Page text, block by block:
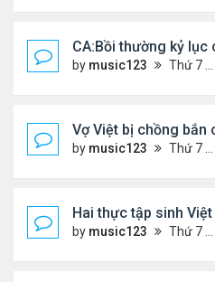
CA:Bồi thường kỷ lục
by music123 Thứ 7 Tháng 5 30, 2026 5:26 pm
Vợ Việt bị chồng bắn
by music123 Thứ 7 Tháng 5 30, 2026 5:09 pm
Hai thực tập sinh
by music123 Thứ 7 Tháng 5 30, 2026 5:02 pm